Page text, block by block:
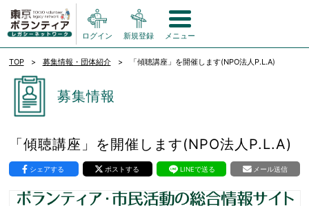
ログイン 新規登録 メニュー
TOP 募集情報・団体紹介 「傾聴講座」を開催します(NPO法人P.L.A)
募集情報
「傾聴講座」を開催します(NPO法人P.L.A)
シェアする ポストする LINEで送る メール送信